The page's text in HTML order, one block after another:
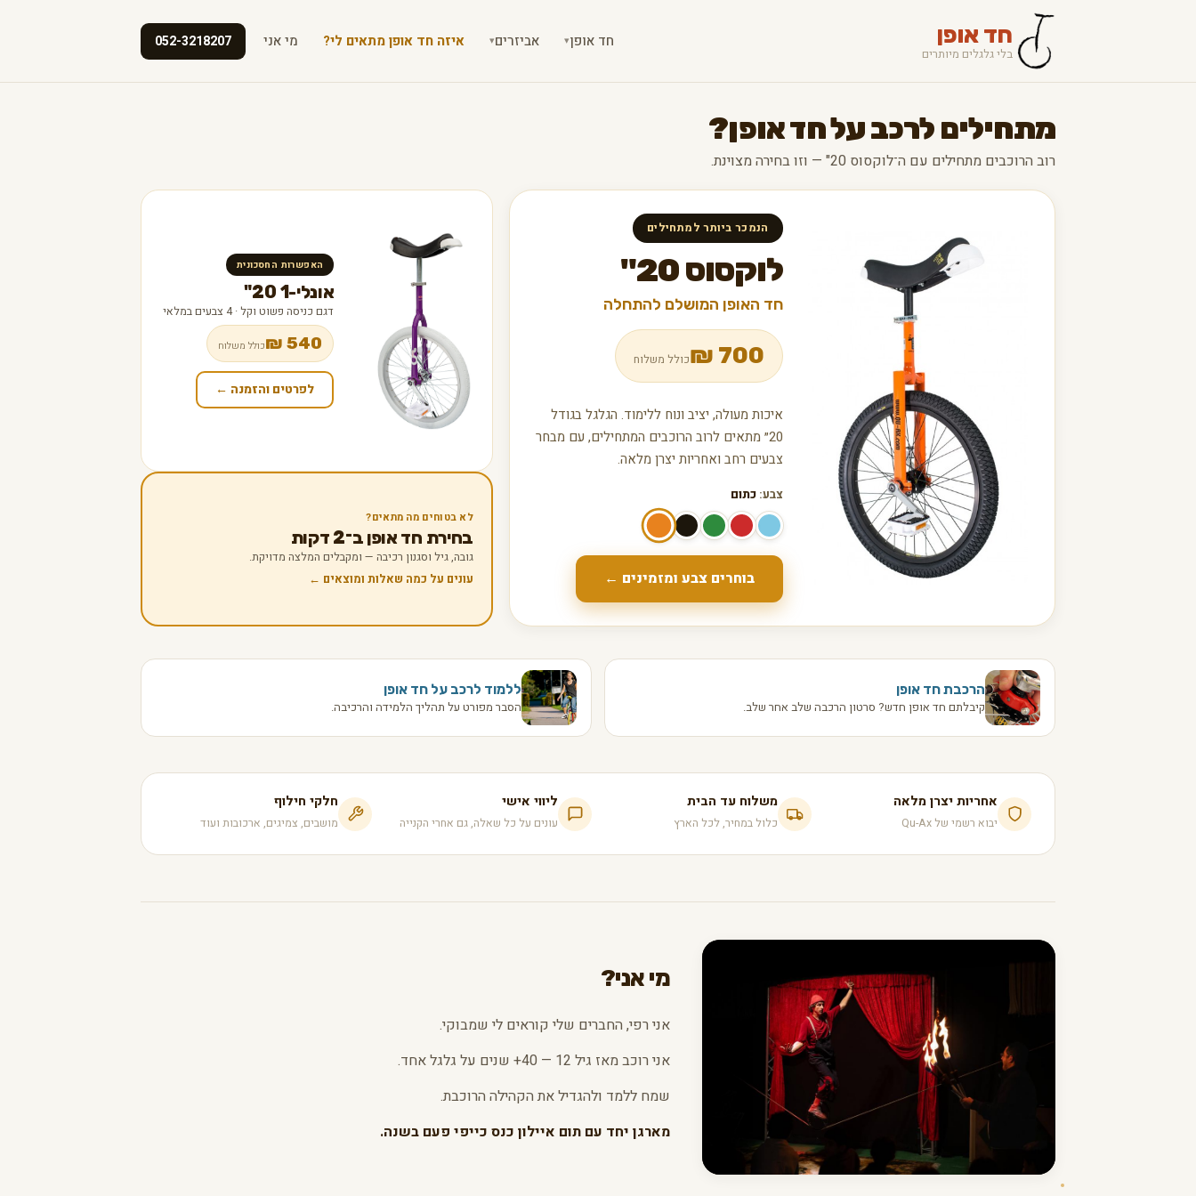
חד אופן
בלי גלגלים מיותרים
חד אופן▾ אביזרים▾ איזה חד אופן מתאים לי? מי אני 052-3218207
מתחילים לרכב על חד אופן?
רוב הרוכבים מתחילים עם ה־לוקסוס 20" — וזו בחירה מצוינת.
הנמכר ביותר למתחילים
לוקסוס 20"
חד האופן המושלם להתחלה
700
₪כולל משלוח
איכות מעולה, יציב ונוח ללימוד. הגלגל בגודל
20״ מתאים לרוב הרוכבים המתחילים, עם מבחר
צבעים רחב ואחריות יצרן מלאה.
צבע:כתום
בוחרים צבע ומזמינים ←
האפשרות החסכונית
אונלי-1 20"
דגם כניסה פשוט וקל · 4 צבעים במלאי
540 ₪ כולל משלוח
לפרטים והזמנה ←
לא בטוחים מה מתאים?
בחירת חד אופן ב־2 דקות
גובה, גיל וסגנון רכיבה — ומקבלים המלצה מדויקת.
עונים על כמה שאלות ומוצאים ←
הרכבת חד אופן
קיבלתם חד אופן חדש? סרטון הרכבה שלב אחר שלב.
ללמוד לרכב על חד אופן
הסבר מפורט על תהליך הלמידה והרכיבה.
אחריות יצרן מלאה
יבוא רשמי של Qu-Ax
משלוח עד הבית
כלול במחיר, לכל הארץ
ליווי אישי
עונים על כל שאלה, גם אחרי הקנייה
חלקי חילוף
מושבים, צמיגים, ארכובות ועוד
מי אני?
אני רפי, החברים שלי קוראים לי שמבוקי.
אני רוכב מאז גיל 12 — 40+ שנים על גלגל אחד.
שמח ללמד ולהגדיל את הקהילה הרוכבת.
מארגן יחד עם תום איילון כנס כייפי פעם בשנה.